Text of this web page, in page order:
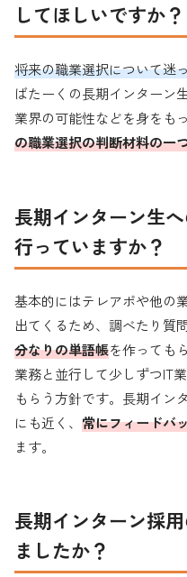
してほしいですか？
将来の職業選択について迷
ばたーくの長期インターン
業界の可能性などを身をも
の職業選択の判断材料の一
長期インターン生
行っていますか？
基本的にはテレアポや他の
出てくるため、調べたり質
分なりの単語帳を作っても
業務と並行して少しずつIT
もらう方針です。長期イン
にも近く、 常にフィードバ
ます。
長期インターン採
ましたか？